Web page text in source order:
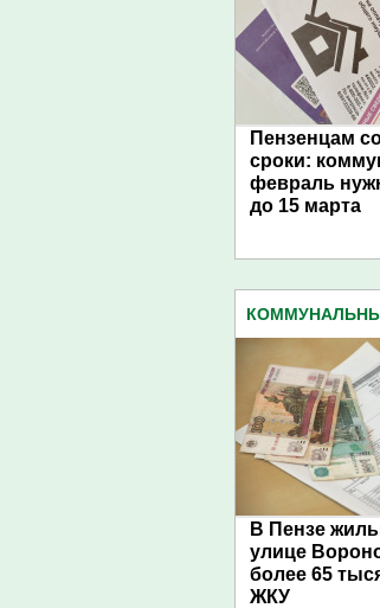
Пензенцам
сроки:
февраль
до 15 марта
В Пензе
улице
более 65
ЖКУ